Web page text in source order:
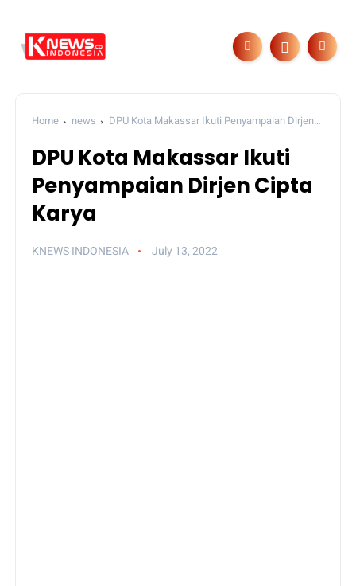
Home news
DPU Kota Makassar Ikuti Penyampaian Dirjen
DPU Kota Makassar Ikuti
Penyampaian Dirjen Cipta
Karya
KNEWS INDONESIA July 13, 2022